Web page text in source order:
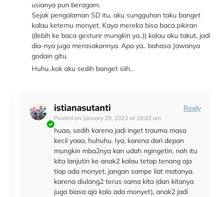
usianya pun beragam.
Sejak pengalaman SD itu, aku sungguhan taku banget
kalau ketemu monyet. Kaya mereka bisa baca pikiran
((lebih ke baca gesture mungkin ya..)) kalau aku takut, jadi
dia-nya juga merasakannya. Apa ya.. bahasa Jawanya
godain gitu.
Huhu..kok aku sedih banget siih..
istianasutanti
Posted on January 29, 2023 at 10:02 am
Reply
huaa, sedih karena jadi inget trauma masa
kecil yaaa, huhuhu. Iya, karena dari depan
mungkin mba2nya kan udah ngingetin, nah itu
kita lanjutin ke anak2 kalau tetap tenang aja
tiap ada monyet, jangan sampe liat matanya.
karena diulang2 terus sama kita (dan kitanya
juga biasa aja kalo ada monyet), anak2 jadi